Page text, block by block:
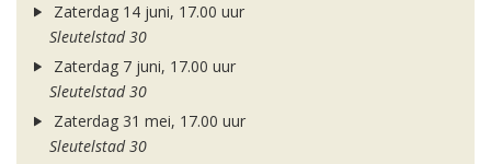
Zaterdag 14 juni, 17.00 uur
Sleutelstad 30
Zaterdag 7 juni, 17.00 uur
Sleutelstad 30
Zaterdag 31 mei, 17.00 uur
Sleutelstad 30